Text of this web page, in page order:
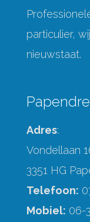
particulier,
nieuwstaat.
Adres:
Vondellaan
3351 HG
Telefoon:
Mobiel: 06-